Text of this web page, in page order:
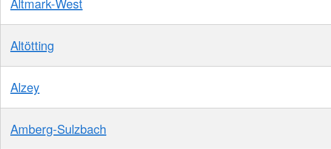
Altötting
Alzey
Amberg-Sulzbach